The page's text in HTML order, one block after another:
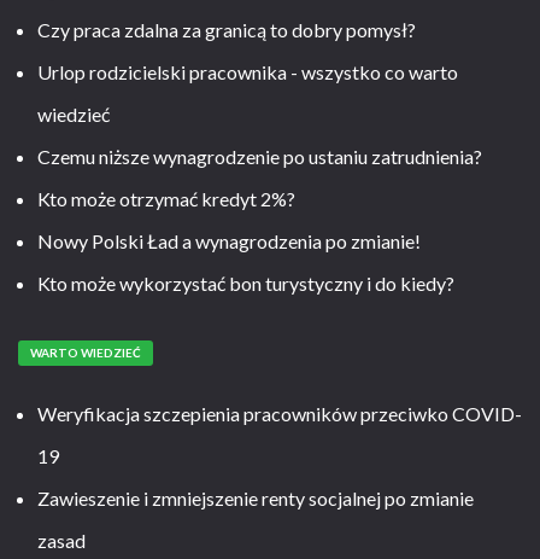
Czy praca zdalna za granicą to dobry pomysł?
Urlop rodzicielski pracownika - wszystko co warto
wiedzieć
Czemu niższe wynagrodzenie po ustaniu zatrudnienia?
Kto może otrzymać kredyt 2%?
Nowy Polski Ład a wynagrodzenia po zmianie!
Kto może wykorzystać bon turystyczny i do kiedy?
WARTO WIEDZIEĆ
Weryfikacja szczepienia pracowników przeciwko COVID-
19
Zawieszenie i zmniejszenie renty socjalnej po zmianie
zasad